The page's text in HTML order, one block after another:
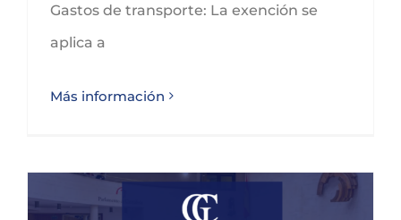
Gastos de transporte: La exención se
aplica a
Más información